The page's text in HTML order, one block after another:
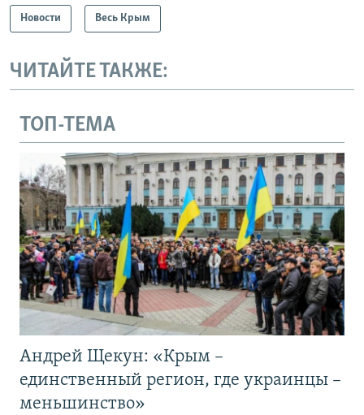
Новости Весь Крым
ЧИТАЙТЕ ТАКЖЕ:
ТОП-ТЕМА
Андрей Щекун: «Крым –
единственный регион, где украинцы –
меньшинство»